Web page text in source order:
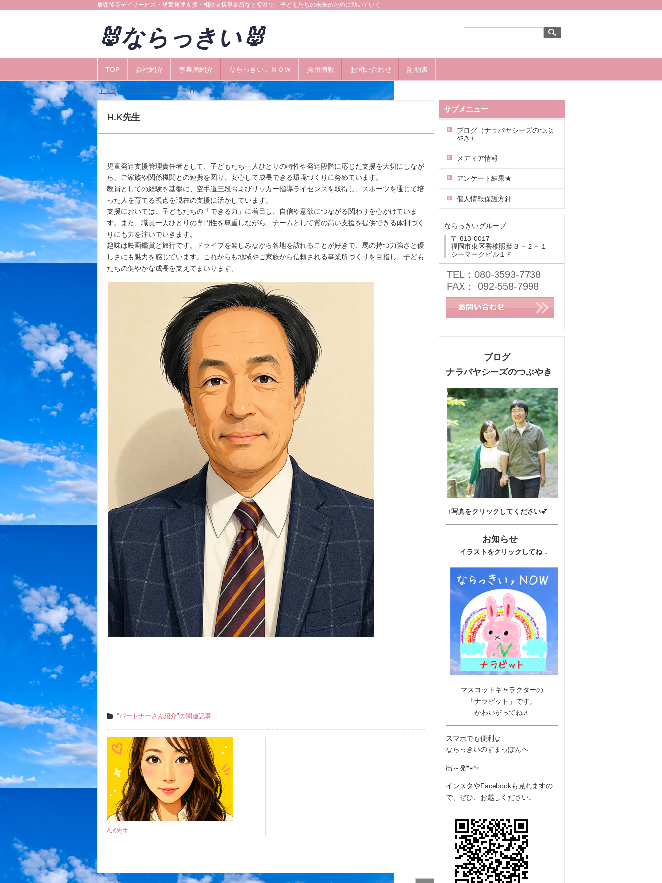
放課後等デイサービス・児童発達支援・相談支援事業所など福祉で、子どもたちの未来のために動いていく
🐰ならっきい🐰
TOP 会社紹介 事業所紹介 ならっきい，ＮＯＷ 採用情報 お問い合わせ 証明書
トップ > パートナーさん紹介 > H.K先生
H.K先生
児童発達支援管理責任者として、子どもたち一人ひとりの特性や発達段階に応じた支援を大切にしなが
ら、ご家族や関係機関との連携を図り、安心して成長できる環境づくりに努めています。
教員としての経験を基盤に、空手道三段およびサッカー指導ライセンスを取得し、スポーツを通じて培
った人を育てる視点を現在の支援に活かしています。
支援においては、子どもたちの「できる力」に着目し、自信や意欲につながる関わりを心がけていま
す。また、職員一人ひとりの専門性を尊重しながら、チームとして質の高い支援を提供できる体制づく
りにも力を注いでいきます。
趣味は映画鑑賞と旅行です。ドライブを楽しみながら各地を訪れることが好きで、馬の持つ力強さと優
しさにも魅力を感じています。これからも地域やご家族から信頼される事業所づくりを目指し、子ども
たちの健やかな成長を支えてまいります。
"パートナーさん紹介"の関連記事
A.K先生
サブメニュー
ブログ（ナラバヤシーズのつぶ
やき）
メディア情報
アンケート結果★
個人情報保護方針
ならっきいグループ
〒 813-0017
福岡市東区香椎照葉３－２－１
シーマークビル１Ｆ
TEL：080-3593-7738
FAX： 092-558-7998
ブログ
ナラバヤシーズのつぶやき
↑写真をクリックしてください💕
お知らせ
イラストをクリックしてね ↓
マスコットキャラクターの
「ナラビット」です。
かわいがってね♬
スマホでも便利な
ならっきいのすまっぽんへ
出～発🐾✨
インスタやFacebookも見れますの
で、ぜひ、お越しください。